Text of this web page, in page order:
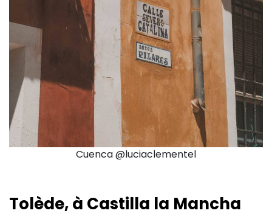
Cuenca @luciaclementel
Tolède, à Castilla la Mancha